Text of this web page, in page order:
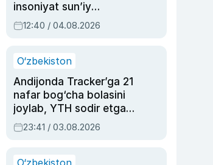
insoniyat sun’iy
intellektni boshqara
olmay qolishidan xavotir
12:40 / 04.08.2026
O‘zbekiston
Andijonda Tracker’ga 21
nafar bog‘cha bolasini
joylab, YTH sodir etgan
ayolga sud hukmi o‘qildi
23:41 / 03.08.2026
O‘zbekiston